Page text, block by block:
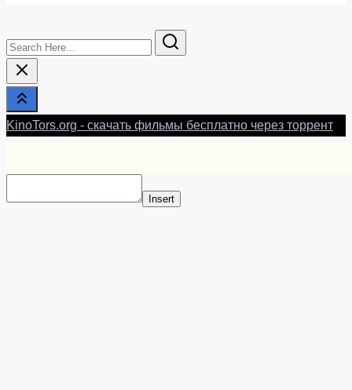
Search
Here...
KinoTors.org - скачать фильмы бесплатно через торрент
Insert